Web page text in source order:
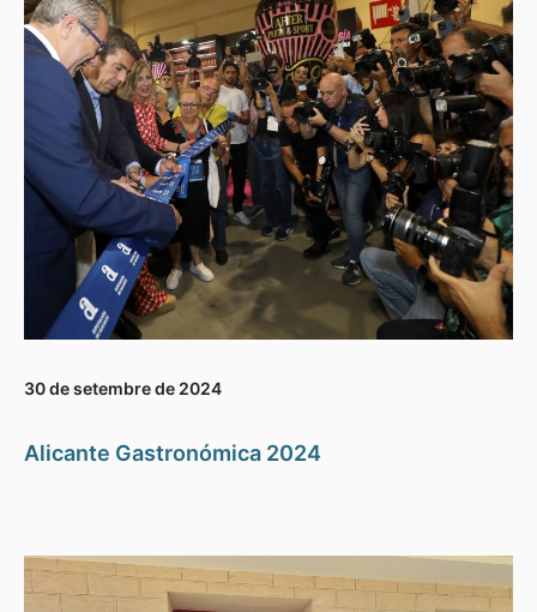
30 de setembre de 2024
Alicante Gastronómica 2024